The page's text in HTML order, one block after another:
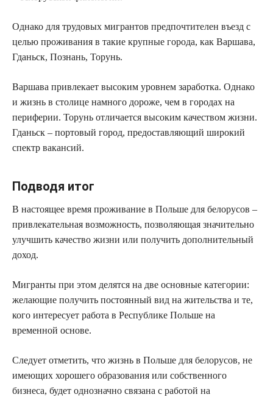
Однако для трудовых мигрантов предпочтителен въезд с
целью проживания в такие крупные города, как Варшава,
Гданьск, Познань, Торунь.
Варшава привлекает высоким уровнем заработка. Однако
и жизнь в столице намного дороже, чем в городах на
периферии. Торунь отличается высоким качеством жизни.
Гданьск – портовый город, предоставляющий широкий
спектр вакансий.
Подводя итог
В настоящее время проживание в Польше для белорусов –
привлекательная возможность, позволяющая значительно
улучшить качество жизни или получить дополнительный
доход.
Мигранты при этом делятся на две основные категории:
желающие получить постоянный вид на жительства и те,
кого интересует работа в Республике Польше на
временной основе.
Следует отметить, что жизнь в Польше для белорусов, не
имеющих хорошего образования или собственного
бизнеса, будет однозначно связана с работой на